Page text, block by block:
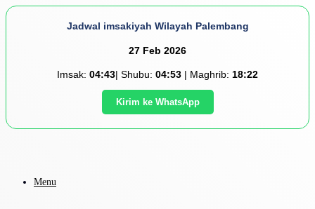
Jadwal imsakiyah Wilayah Palembang
27 Feb 2026
Imsak: 04:43| Shubu: 04:53 | Maghrib: 18:22
Kirim ke WhatsApp
Menu